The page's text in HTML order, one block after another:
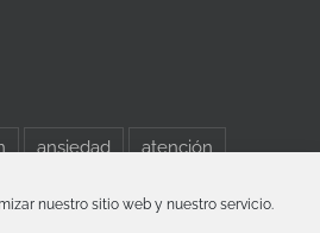
nuestro sitio web y nuestro servicio.
ansiedad atención
calle Puerto Rico cambio